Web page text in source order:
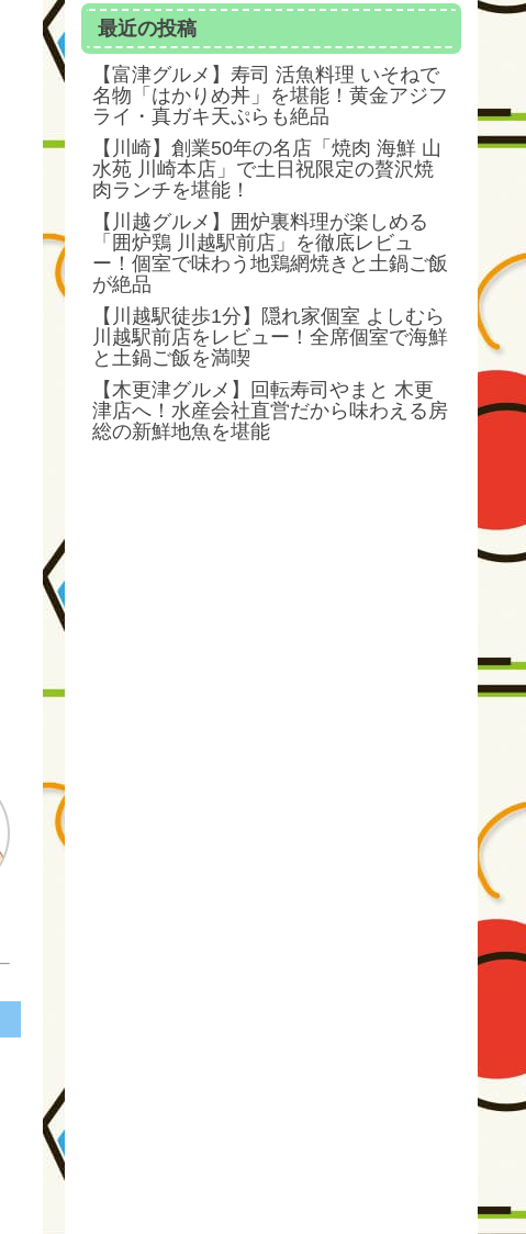
最近の投稿
【富津グルメ】寿司 活魚料理 いそねで
名物「はかりめ丼」を堪能！黄金アジフ
ライ・真ガキ天ぷらも絶品
【川崎】創業50年の名店「焼肉 海鮮 山
水苑 川崎本店」で土日祝限定の贅沢焼
肉ランチを堪能！
【川越グルメ】囲炉裏料理が楽しめる
「囲炉鶏 川越駅前店」を徹底レビュ
ー！個室で味わう地鶏網焼きと土鍋ご飯
が絶品
【川越駅徒歩1分】隠れ家個室 よしむら
川越駅前店をレビュー！全席個室で海鮮
と土鍋ご飯を満喫
【木更津グルメ】回転寿司やまと 木更
津店へ！水産会社直営だから味わえる房
総の新鮮地魚を堪能